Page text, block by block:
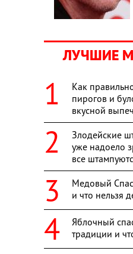
ЛУЧШИЕ
Как
пирогов и
вкусной
Злодейские
уже надоело
все
Медовый Спас
и что нельзя
Яблочный
традиции и